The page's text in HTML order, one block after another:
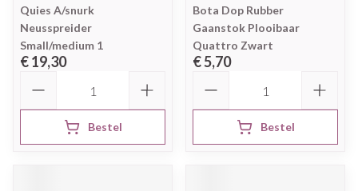
Quies A/snurk
Neusspreider
Small/medium 1
€ 19,30
Bestel
Bota Dop Rubber
Gaanstok Plooibaar
Quattro Zwart
€ 5,70
Bestel